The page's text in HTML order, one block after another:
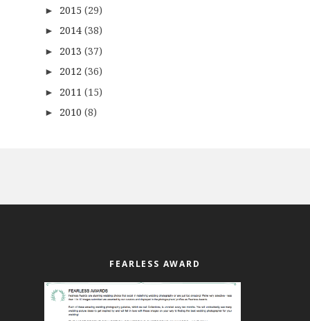
► 2015 (29)
► 2014 (38)
► 2013 (37)
► 2012 (36)
► 2011 (15)
► 2010 (8)
FEARLESS AWARD